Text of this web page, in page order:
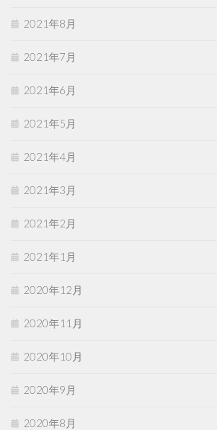
2021年8月
2021年7月
2021年6月
2021年5月
2021年4月
2021年3月
2021年2月
2021年1月
2020年12月
2020年11月
2020年10月
2020年9月
2020年8月